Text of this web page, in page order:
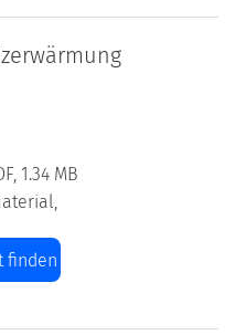
1.34 MB
finden